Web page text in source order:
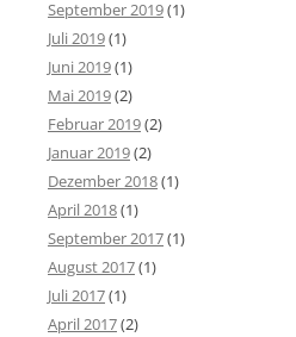
September 2019(1)
Juli 2019(1)
Juni 2019(1)
Mai 2019(2)
Februar 2019(2)
Januar 2019(2)
Dezember 2018(1)
April 2018(1)
September 2017(1)
August 2017(1)
Juli 2017(1)
April 2017(2)